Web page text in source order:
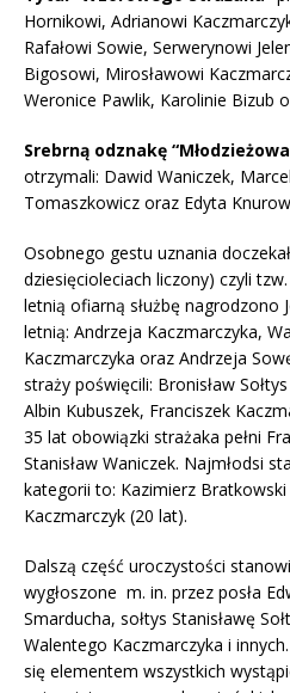
Hornikowi, Adrianowi
Rafałowi Sowie, Serwerynowi
Bigosowi, Mirosławowi
Weronice Pawlik, Karolinie Bizub
Srebrną odznakę
otrzymali: Dawid Waniczek,
Tomaszkowicz oraz Edyta
Osobnego gestu uznania
dziesięcioleciach liczony) czyli
letnią ofiarną służbę nagrodzono
letnią: Andrzeja Kaczmarczyka,
Kaczmarczyka oraz Andrzeja
straży poświęcili: Bronisław
Albin Kubuszek, Franciszek
35 lat obowiązki strażaka pełni
Stanisław Waniczek. Najmłodsi
kategorii to: Kazimierz Bratkowski
Kaczmarczyk (20 lat).
Dalszą część uroczystości
wygłoszone m. in. przez posła
Smarducha, sołtys Stanisławę
Walentego Kaczmarczyka i
się elementem wszystkich